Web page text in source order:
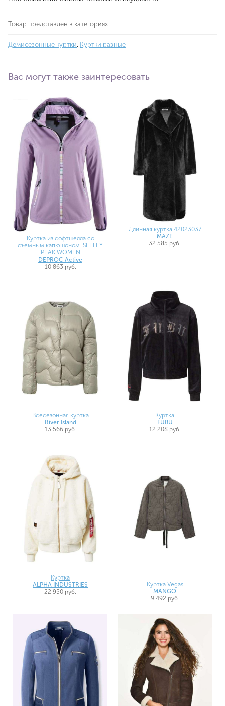
Товар представлен в категориях
Демисезонные куртки, Куртки разные
Вас могут также заинтересовать
Куртка из софтшелла со
съемным капюшоном. SEELEY
PEAK WOMEN
DEPROC Active
10 863 руб.
Длинная куртка 42023037
MAZE
32 585 руб.
Всесезонная куртка
River Island
13 566 руб.
Куртка
FUBU
12 208 руб.
Куртка
ALPHA INDUSTRIES
22 950 руб.
Куртка Vegas
MANGO
9 492 руб.